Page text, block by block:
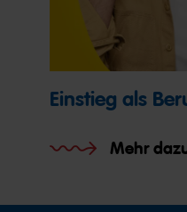
Einstieg als
Mehr